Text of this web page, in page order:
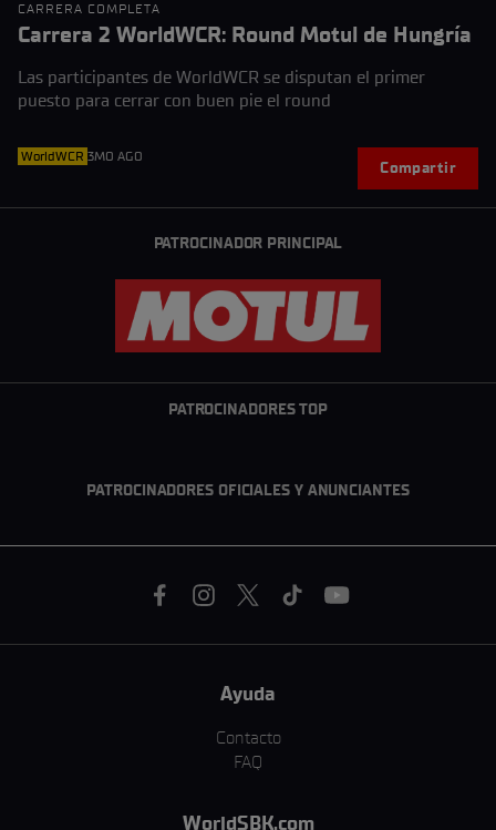
CARRERA COMPLETA
Carrera 2 WorldWCR: Round Motul de Hungría
Las participantes de WorldWCR se disputan el primer
puesto para cerrar con buen pie el round
WorldWCR 3MO AGO
Compartir
PATROCINADOR PRINCIPAL
PATROCINADORES TOP
PATROCINADORES OFICIALES Y ANUNCIANTES
Ayuda
Contacto
FAQ
WorldSBK.com